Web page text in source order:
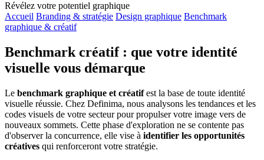
Révélez votre potentiel graphique
Accueil Branding & stratégie Design graphique Benchmark
graphique & créatif
Benchmark créatif : que votre identité
visuelle vous démarque
Le benchmark graphique et créatifest la base de toute identité
visuelle réussie. Chez Definima, nous analysons les tendances et les
codes visuels de votre secteur pour propulser votre image vers de
nouveaux sommets. Cette phase d'exploration ne se contente pas
d'observer la concurrence, elle vise à identifier les opportunités
créatives qui renforceront votre stratégie.